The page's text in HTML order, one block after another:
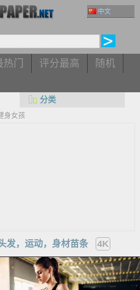
中文
热门 评分最高
随机
分类
身女孩
发，运动，身材苗条 4K